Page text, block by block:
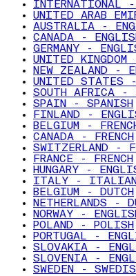
INTERNATIONAL
UNITED ARAB
AUSTRALIA -
CANADA -
GERMANY -
UNITED
NEW ZEALAND -
UNITED STATES
SOUTH AFRICA -
SPAIN - SPANISH
FINLAND -
BELGIUM -
CANADA - FRENCH
SWITZERLAND -
FRANCE - FRENCH
HUNGARY -
ITALY - ITALIAN
BELGIUM - DUTCH
NETHERLANDS -
NORWAY -
POLAND - POLISH
PORTUGAL -
SLOVAKIA -
SLOVENIA -
SWEDEN -